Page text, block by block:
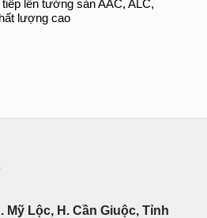
lên tường sàn AAC, ALC,
lượng cao
Mỹ Lộc, H. Cần Giuộc, Tỉnh